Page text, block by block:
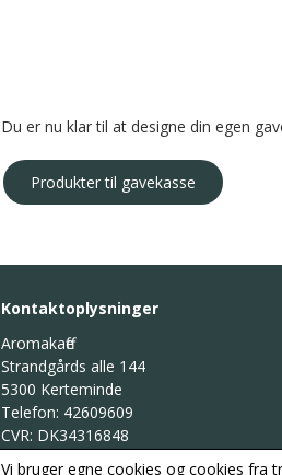
Du er nu klar til at designe din egen
Produkter til gavekasse
Kontaktoplysninger
Aromakaffe
Strandgårds alle 144
5300 Kerteminde
Telefon: 42609609
CVR: DK34316848
Vi bruger egne cookies og cookies fra